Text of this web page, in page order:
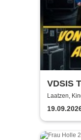
VDSIS
Laatzen,
KiJuZ